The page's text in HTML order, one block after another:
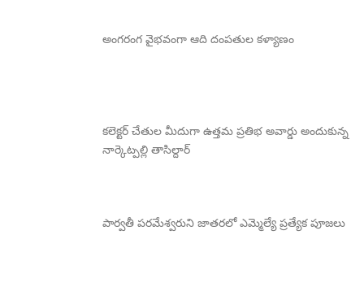
అంగరంగ వైభవంగా ఆది దంపతుల కళ్యాణం
కలెక్టర్ చేతుల మీదుగా ఉత్తమ ప్రతిభ అవార్డు అందుకున్న
నార్కెట్పల్లి తాసిల్దార్
పార్వతీ పరమేశ్వరుని జాతరలో ఎమ్మెల్యే ప్రత్యేక పూజలు